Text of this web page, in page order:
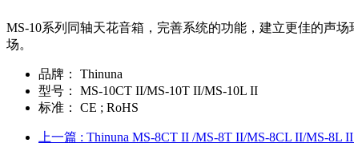
MS-10系列同轴天花音箱，完善系统的功能，建立更佳的声
场。
品牌：
Thinuna
型号：
MS-10CT II/MS-10T II/MS-10L II
标准：
CE ; RoHS
上一篇 : Thinuna MS-8CT II /MS-8T II/MS-8CL II/MS-8L